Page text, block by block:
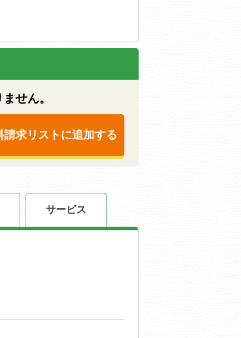
せん。
請求リストに追加する
サービス